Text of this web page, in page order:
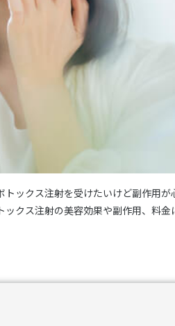
ックス注射を受けたいけど副作用
クス注射の美容効果や副作用、料